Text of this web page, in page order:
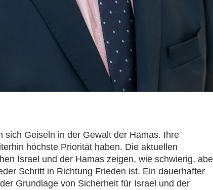
sich Geiseln in der Gewalt der Hamas. Ihre
höchste Priorität haben. Die aktuellen
Israel und der Hamas zeigen, wie schwierig,
Schritt in Richtung Frieden ist. Ein dauerhafter
Grundlage von Sicherheit für Israel und der